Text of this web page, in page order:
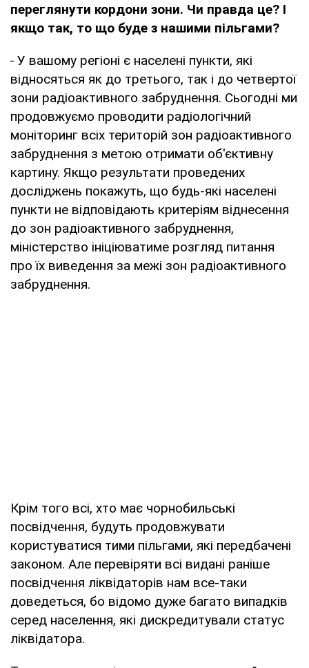
переглянути кордони зони. Чи правда це? І
якщо так, то що буде з нашими пільгами?
- У вашому регіоні є населені пункти, які
відносяться як до третього, так і до четвертої
зони радіоактивного забруднення. Сьогодні ми
продовжуємо проводити радіологічний
моніторинг всіх територій зон радіоактивного
забруднення з метою отримати об'єктивну
картину. Якщо результати проведених
досліджень покажуть, що будь-які населені
пункти не відповідають критеріям віднесення
до зон радіоактивного забруднення,
міністерство ініціюватиме розгляд питання
про їх виведення за межі зон радіоактивного
забруднення.
Крім того всі, хто має чорнобильські
посвідчення, будуть продовжувати
користуватися тими пільгами, які передбачені
законом. Але перевіряти всі видані раніше
посвідчення ліквідаторів нам все-таки
доведеться, бо відомо дуже багато випадків
серед населення, які дискредитували статус
ліквідатора.